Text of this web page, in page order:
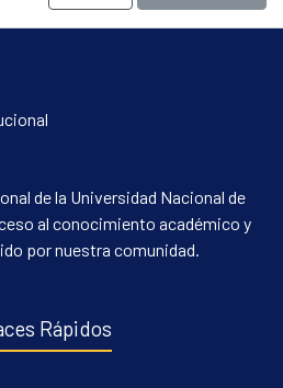
de la Universidad Nacional de
al conocimiento académico y
por nuestra comunidad.
Rápidos